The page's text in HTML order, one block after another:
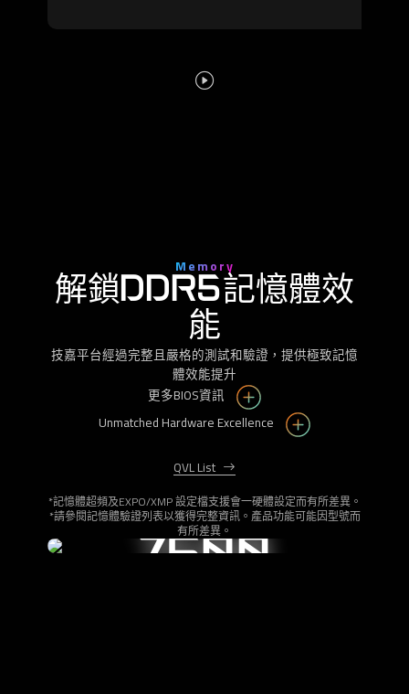
Memory
解鎖DDR5記憶體效
能
技嘉平台經過完整且嚴格的測試和驗證，提供極致記憶
體效能提升
更多BIOS資訊
Unmatched Hardware Excellence
QVL List
*記憶體超頻及EXPO/XMP 設定檔支援會一硬體設定而有所差異。
*請參閱記憶體驗證列表以獲得完整資訊。產品功能可能因型號而
有所差異。
DDR5 超頻效能高達
7600